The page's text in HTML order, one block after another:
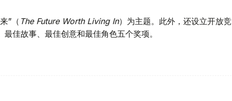
”（ The Future Worth Living In）为主题。此外，还设立开放竞
佳故事、最佳创意和最佳角色五个奖项。